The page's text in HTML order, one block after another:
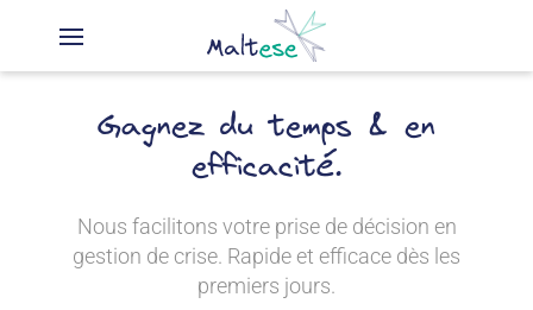
Skip
Gagnez du temps & en
efficacité.
Nous facilitons votre prise de décision en
gestion de crise. Rapide et efficace dès les
premiers jours.